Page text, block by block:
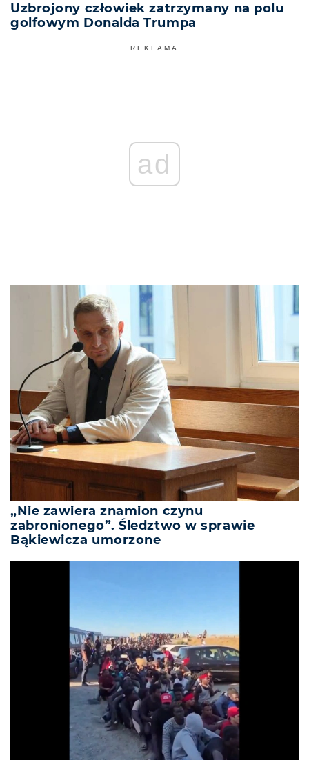
Uzbrojony człowiek zatrzymany na polu
golfowym Donalda Trumpa
REKLAMA
ad
„Nie zawiera znamion czynu
zabronionego”. Śledztwo w sprawie
Bąkiewicza umorzone